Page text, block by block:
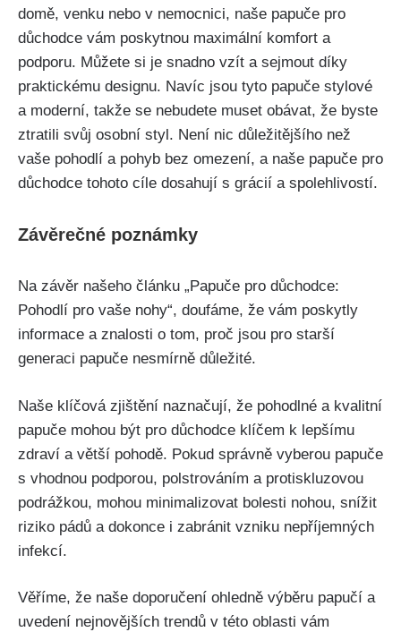
domě, venku nebo v nemocnici, naše papuče pro​
důchodce vám⁢ poskytnou ⁣maximální komfort ⁢a
podporu. Můžete si je snadno vzít a ​sejmout díky
praktickému designu. Navíc jsou tyto papuče stylové⁤
a moderní, takže se nebudete muset obávat, že byste
ztratili svůj ⁤osobní styl. Není nic ⁢důležitějšího než
vaše pohodlí a pohyb⁣ bez omezení, a naše papuče pro
důchodce ⁣tohoto cíle dosahují s grácií a ⁢spolehlivostí.
Závěrečné​ poznámky
Na závěr našeho článku „Papuče pro ⁤důchodce:
Pohodlí pro ⁣vaše nohy“, doufáme, že vám poskytly
informace a znalosti o ⁤tom, proč jsou pro starší⁤
generaci papuče nesmírně důležité.
Naše klíčová ‌zjištění ‍naznačují, že pohodlné a kvalitní
papuče mohou být pro důchodce klíčem k lepšímu
zdraví a větší pohodě. Pokud správně vyberou papuče
s ‍vhodnou‌ podporou, ​polstrováním a protiskluzovou‌
podrážkou, mohou minimalizovat bolesti nohou, snížit
riziko pádů ‍a dokonce i zabránit vzniku ​nepříjemných
infekcí.
Věříme, že naše doporučení ohledně výběru ​papučí a
uvedení nejnovějších trendů v této ‌oblasti vám